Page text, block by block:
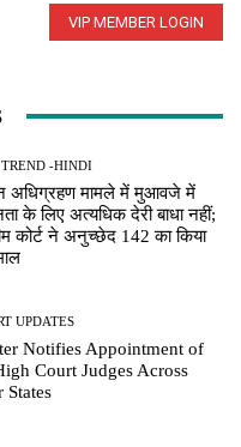
VIP MEMBER LOGIN
-HINDI
अधिग्रहण मामले में मुआवजे में
के लिए अत्यधिक देरी बाधा नहीं;
कोर्ट ने अनुच्छेद 142 का किया
UPDATES
Notifies Appointment of
Court Judges Across
States